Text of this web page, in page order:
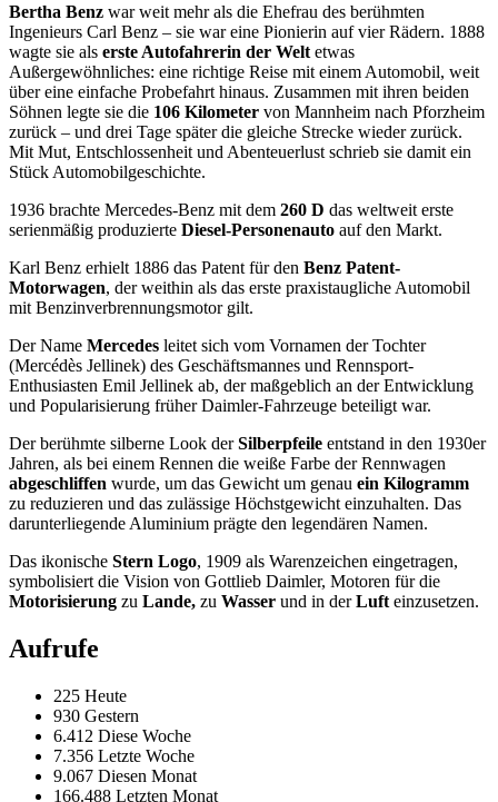
Bertha Benz war weit mehr als die Ehefrau des berühmten
Ingenieurs Carl Benz – sie war eine Pionierin auf vier Rädern. 1888
wagte sie als erste Autofahrerin der Welt etwas
Außergewöhnliches: eine richtige Reise mit einem Automobil, weit
über eine einfache Probefahrt hinaus. Zusammen mit ihren beiden
Söhnen legte sie die 106 Kilometer von Mannheim nach Pforzheim
zurück – und drei Tage später die gleiche Strecke wieder zurück.
Mit Mut, Entschlossenheit und Abenteuerlust schrieb sie damit ein
Stück Automobilgeschichte.
1936 brachte Mercedes-Benz mit dem 260 D das weltweit erste
serienmäßig produzierte Diesel-Personenauto auf den Markt.
Karl Benz erhielt 1886 das Patent für den Benz Patent-
Motorwagen, der weithin als das erste praxistaugliche Automobil
mit Benzinverbrennungsmotor gilt.
Der Name Mercedes leitet sich vom Vornamen der Tochter
(Mercédès Jellinek) des Geschäftsmannes und Rennsport-
Enthusiasten Emil Jellinek ab, der maßgeblich an der Entwicklung
und Popularisierung früher Daimler-Fahrzeuge beteiligt war.
Der berühmte silberne Look derSilberpfeile entstand in den 1930er
Jahren, als bei einem Rennen die weiße Farbe der Rennwagen
abgeschliffen wurde, um das Gewicht um genau ein Kilogramm
zu reduzieren und das zulässige Höchstgewicht einzuhalten. Das
darunterliegende Aluminium prägte den legendären Namen.
Das ikonische Stern Logo, 1909 als Warenzeichen eingetragen,
symbolisiert die Vision von Gottlieb Daimler, Motoren für die
Motorisierung zu Lande, zu Wasser und in derLuft einzusetzen.
Aufrufe
225 Heute
930 Gestern
6.412 Diese Woche
7.356 Letzte Woche
9.067 Diesen Monat
166.488 Letzten Monat